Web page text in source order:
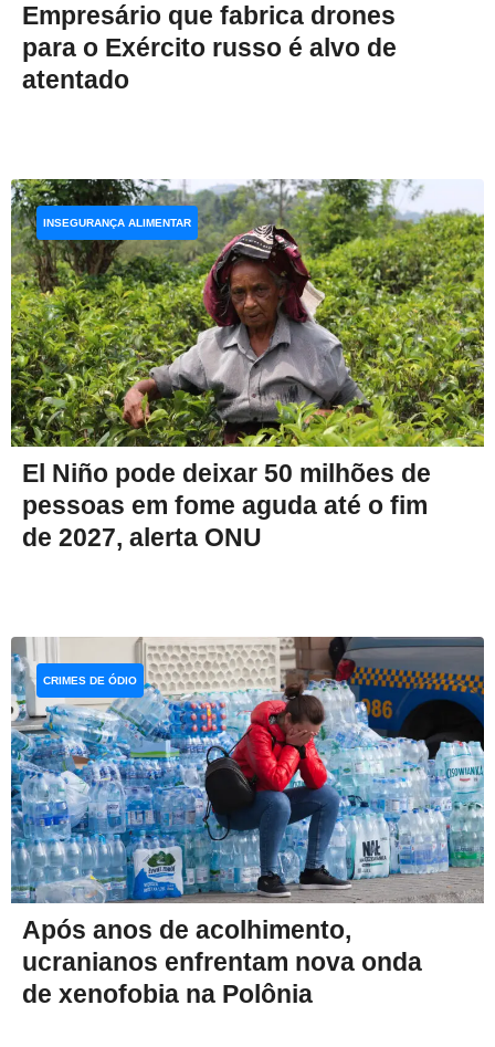
Empresário que fabrica drones
para o Exército russo é alvo de
atentado
El Niño pode deixar 50 milhões de
pessoas em fome aguda até o fim
de 2027, alerta ONU
INSEGURANÇA ALIMENTAR
Após anos de acolhimento,
ucranianos enfrentam nova onda
de xenofobia na Polônia
CRIMES DE ÓDIO